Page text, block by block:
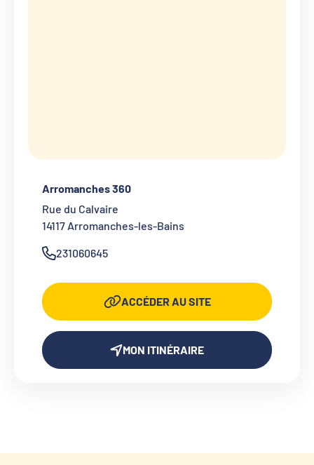
Arromanches 360
Rue du Calvaire
14117 Arromanches-les-Bains
231060645
ACCÉDER AU SITE
MON ITINÉRAIRE